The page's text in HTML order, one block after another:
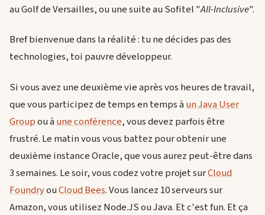
au Golf de Versailles, ou une suite au Sofitel "All-Inclusive".
Bref bienvenue dans la réalité : tu ne décides pas des
technologies, toi pauvre développeur.
Si vous avez une deuxième vie après vos heures de travail,
que vous participez de temps en temps àun Java User
Groupou àune conférence, vous devez parfois être
frustré. Le matin vous vous battez pour obtenir une
deuxième instance Oracle, que vous aurez peut-être dans
3 semaines. Le soir, vous codez votre projet surCloud
FoundryouCloud Bees. Vous lancez 10 serveurs sur
Amazon, vous utilisez Node.JS ou Java. Et c'est fun. Et ça